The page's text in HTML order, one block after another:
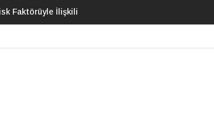
Ölçen Model